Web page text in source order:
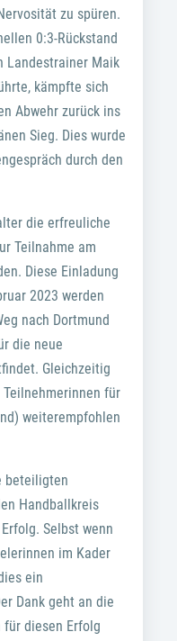
zu spüren.
0:3-Rückstand
Landestrainer Maik
kämpfte sich
Abwehr zurück ins
Sieg. Dies wurde
durch den
die erfreuliche
Teilnahme am
Diese Einladung
2023 werden
nach Dortmund
die neue
Gleichzeitig
für
weiterempfohlen
beteiligten
Handballkreis
Selbst wenn
im Kader
ein
Dank geht an die
für diesen Erfolg